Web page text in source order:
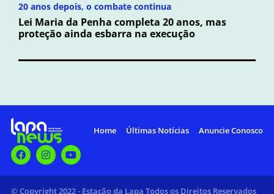
20 anos depois, o combate continua
Lei Maria da Penha completa 20 anos, mas
proteção ainda esbarra na execução
Home Últimas Notícias Anuncie Conosco
© Copyright 2022 - Estação da Lapa Todos os Direitos Reservados